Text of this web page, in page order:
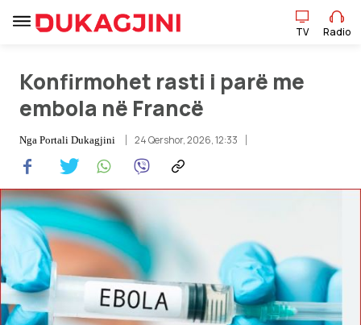
Sport
Pikëpamje
Art Jete
Kulturë
TV Radio
Konfirmohet rasti i parë me
embola në Francë
Nga Portali Dukagjini 24 Qershor, 2026, 12:33